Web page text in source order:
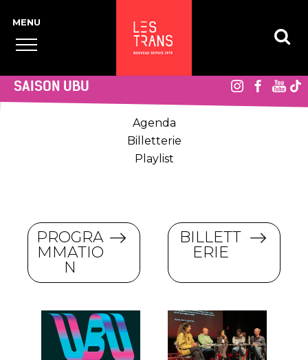
SAISON UBU
Agenda
Billetterie
Playlist
PROGRA
MMATIO
N
BILLETT
ERIE